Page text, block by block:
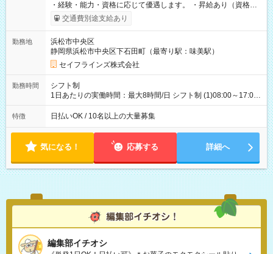
・経験・能力・資格に応じて優遇します。 ・昇給あり（資格取
得・勤務成績により随時） ・交通費全額支給（規定あり） ・日
払い・週払い制度あり（規定あり） ・早く勤務が終わっても日
支援あり（費用会社全額負担） ・紹介手当制度あり（最大
130,000円） 【試用期間】試用期間あり 試用期間の長さ：3ヶ月
雇用形態、給与は本採用時と同じです。
交通費別途支給あり
勤務地
浜松市中央区
静岡県浜松市中央区下石田町（最寄り駅：味美駅）
セイフラインズ株式会社
勤務時間
シフト制
1日あたりの実働時間：最大8時間/日 シフト制 (1)08:00～17:00
(2)21:00～06:00
特徴 日払いOK / 10名以上の大量募集
気になる！ 応募する 詳細へ
編集部イチオシ